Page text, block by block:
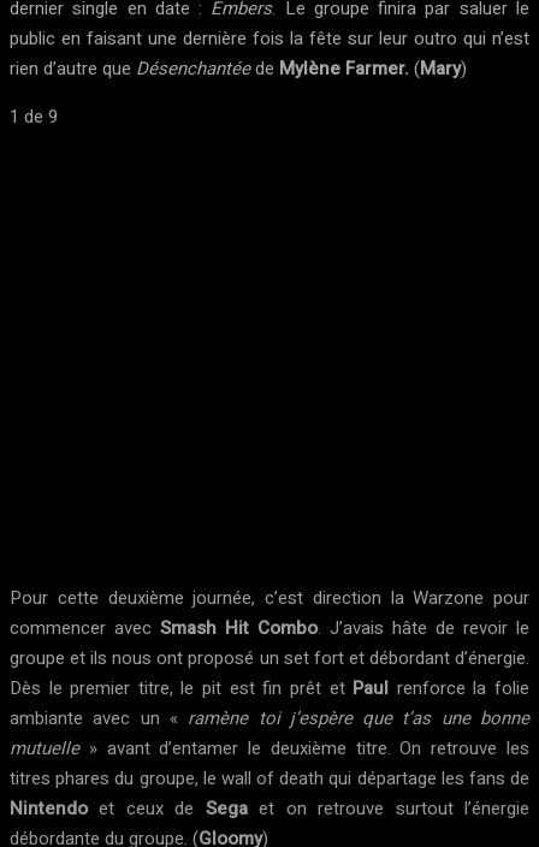
dernier single en date : Embers. Le groupe finira par saluer le
public en faisant une dernière fois la fête sur leur outro qui n’est
rien d’autre que Désenchantéede Mylène Farmer. (Mary)
1 de 9
Pour cette deuxième journée, c’est direction la Warzone pour
commencer avec Smash Hit Combo. J’avais hâte de revoir le
groupe et ils nous ont proposé un set fort et débordant d’énergie.
Dès le premier titre, le pit est fin prêt et Paul renforce la folie
ambiante avec un « ramène toi j’espère que t’as une bonne
mutuelle» avant d’entamer le deuxième titre. On retrouve les
titres phares du groupe, le wall of death qui départage les fans de
Nintendoet ceux de Segaet on retrouve surtout l’énergie
débordante du groupe. (Gloomy)